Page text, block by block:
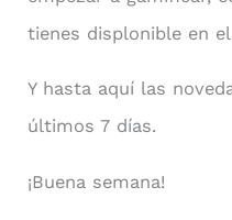
tienes displonible en
Y hasta aquí las
últimos 7 días.
¡Buena semana!